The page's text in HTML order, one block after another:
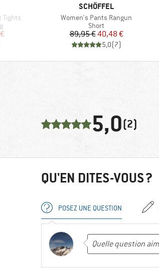
Tights
MARQUE
SCHÖFFEL
Article
Women's Pants Rangun
Product group
Short
Prix
89,95 €Prix réduit
40,48 €
5,0(7)
5,0(2)
QU'EN DITES-VOUS ?
POSEZ UNE QUESTION